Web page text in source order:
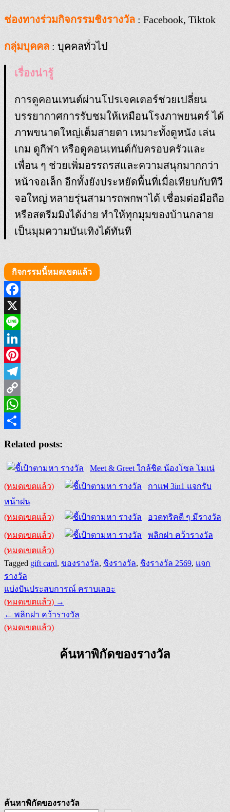
ช่องทางร่วมกิจกรรมชิงรางวัล : Facebook, Tiktok
กลุ่มบุคคล : บุคคลทั่วไป
เรื่องน่ารู้
การดูคอนเทนต์ผ่านโปรเจคเตอร์ช่วยเปลี่ยน
บรรยากาศการรับชมให้เหมือนโรงภาพยนตร์ ได้
ภาพขนาดใหญ่เต็มสายตา เหมาะทั้งดูหนัง เล่น
เกม ดูกีฬา หรือดูคอนเทนต์กับครอบครัวและ
เพื่อน ๆ ช่วยเพิ่มอรรถรสและความสนุกมากกว่า
หน้าจอเล็ก อีกทั้งยังประหยัดพื้นที่เมื่อเทียบกับทีวี
จอใหญ่ หลายรุ่นสามารถพกพาได้ เชื่อมต่อมือถือ
หรือสตรีมมิงได้ง่าย ทำให้ทุกมุมของบ้านกลาย
เป็นมุมความบันเทิงได้ทันที
กิจกรรมนี้หมดเขตแล้ว
Facebook
X
Line
LinkedIn
Pinterest
Telegram
Copy
Link
WhatsApp
Related posts:
Meet & Greet ใกล้ชิด น้องโซล โมเน่
(หมดเขตแล้ว)
กาแฟ 3in1 แจกรับ
หน้าฝน
(หมดเขตแล้ว)
อวดทริคดี ๆ มีรางวัล
(หมดเขตแล้ว)
พลิกฝา คว้ารางวัล
(หมดเขตแล้ว)
Tagged gift card, ของรางวัล, ชิงรางวัล, ชิงรางวัล 2569, แจก
รางวัล
Post
navigation
แบ่งปันประสบการณ์ คราบเลอะ
(หมดเขตแล้ว) →
← พลิกฝา คว้ารางวัล
(หมดเขตแล้ว)
ค้นหาพิกัดของรางวัล
ค้นหาพิกัดของรางวัล